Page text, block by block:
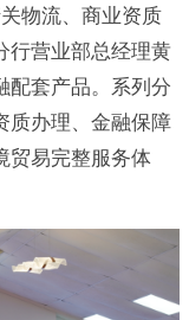
物流、商业资质
行营业部总经理黄
配套产品。系列分
质办理、金融保障
贸易完整服务体